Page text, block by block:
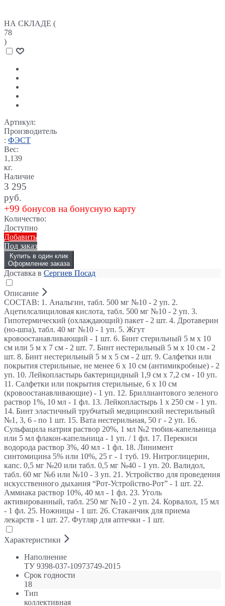
НА СКЛАДЕ (
78
)
Артикул:
Производитель
: ФЭСТ
Вес:
1,139
кг.
Наличие
3 295
руб.
+99 бонусов на бонусную карту
Количество:
Доступно
Добавить
Под заказ
Купить в один клик
Оформление заказа
Доставка в Сергиев Посад
Описание
СОСТАВ: 1. Анальгин, табл. 500 мг №10 - 2 уп. 2.
Ацетилсалициловая кислота, табл. 500 мг №10 - 2 уп. 3.
Гипотермический (охлаждающий) пакет - 2 шт. 4. Дротаверин
(но-шпа), табл. 40 мг №10 - 1 уп. 5. Жгут
кровоостанавливающий - 1 шт. 6. Бинт стерильный 5 м х 10
см или 5 м х 7 см - 2 шт. 7. Бинт нестерильный 5 м х 10 см - 2
шт. 8. Бинт нестерильный 5 м х 5 см - 2 шт. 9. Салфетки или
покрытия стерильные, не менее 6 х 10 см (антимикробные) - 2
уп. 10. Лейкопластырь бактерицидный 1,9 см x 7,2 см - 10 уп.
11. Салфетки или покрытия стерильные, 6 х 10 см
(кровоостанавливающие) - 1 уп. 12. Бриллиантового зеленого
раствор 1%, 10 мл - 1 фл. 13. Лейкопластырь 1 х 250 см - 1 уп.
14. Бинт эластичный трубчатый медицинский нестерильный
№1, 3, 6 - по 1 шт. 15. Вата нестерильная, 50 г - 2 уп. 16.
Сульфацила натрия раствор 20%, 1 мл №2 тюбик-капельница
или 5 мл флакон-капельница - 1 уп. / 1 фл. 17. Перекиси
водорода раствор 3%, 40 мл - 1 фл. 18. Линимент
синтомицина 5% или 10%, 25 г - 1 туб. 19. Нитроглицерин,
капс. 0,5 мг №20 или табл. 0,5 мг №40 - 1 уп. 20. Валидол,
табл. 60 мг №6 или №10 - 3 уп. 21. Устройство для проведения
искусственного дыхания “Рот-Устройство-Рот” - 1 шт. 22.
Аммиака раствор 10%, 40 мл - 1 фл. 23. Уголь
активированный, табл. 250 мг №10 - 2 уп. 24. Корвалол, 15 мл
- 1 фл. 25. Ножницы - 1 шт. 26. Стаканчик для приема
лекарств - 1 шт. 27. Футляр для аптечки - 1 шт.
Характеристики
Наполнение
ТУ 9398-037-10973749-2015
Срок годности
18
Тип
коллективная